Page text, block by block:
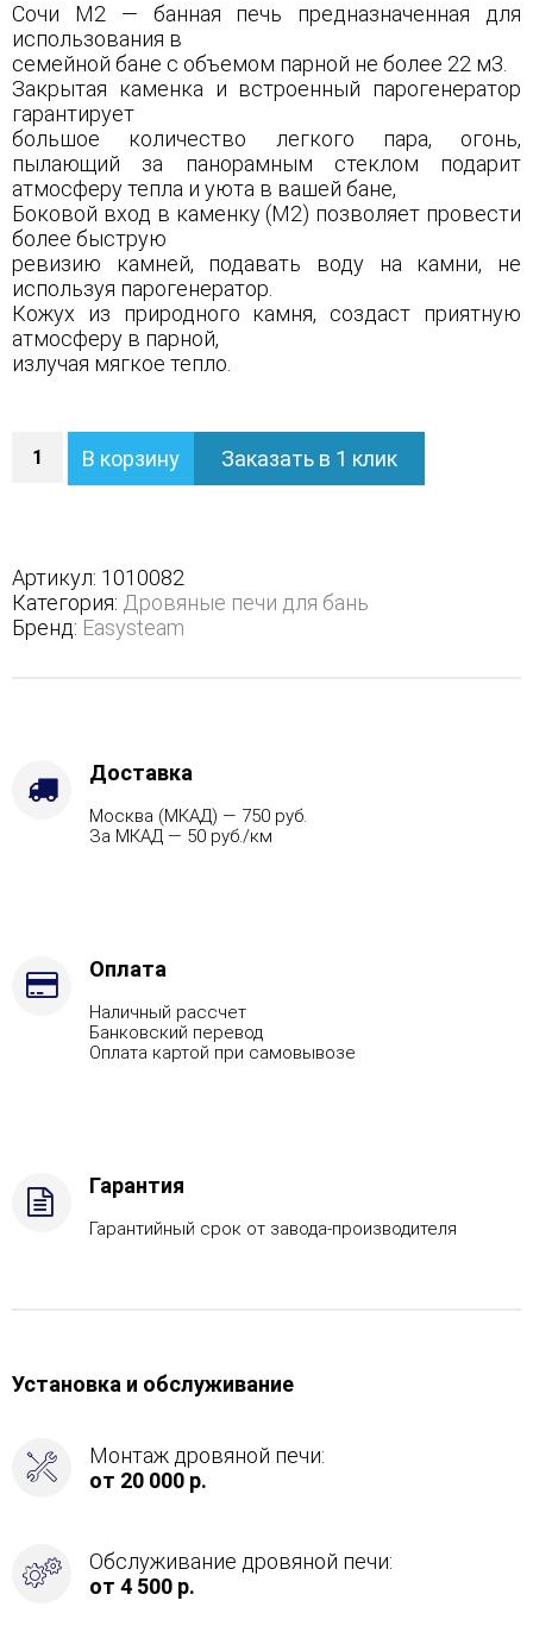
Сочи М2 — банная печь предназначенная для
использования в
семейной бане с объемом парной не более 22 м3.
Закрытая каменка и встроенный парогенератор
гарантирует
большое количество легкого пара, огонь,
пылающий за панорамным стеклом подарит
атмосферу тепла и уюта в вашей бане,
Боковой вход в каменку (М2) позволяет провести
более быструю
ревизию камней, подавать воду на камни, не
используя парогенератор.
Кожух из природного камня, создаст приятную
атмосферу в парной,
излучая мягкое тепло.
Печь
полноценном
кожухе
с
открытым
Жадеит
Защ.
экраны,
Подготовка,
Боковой
В корзину Заказать в 1 клик
Артикул: 1010082
Категория: Дровяные печи для бань
Бренд: Easysteam
Доставка
Москва (МКАД) — 750 руб.
За МКАД — 50 руб./км
Оплата
Наличный рассчет
Банковский перевод
Оплата картой при самовывозе
Гарантия
Гарантийный срок от завода-производителя
Установка и обслуживание
Монтаж дровяной печи:
от 20 000 р.
Обслуживание дровяной печи:
от 4 500 р.